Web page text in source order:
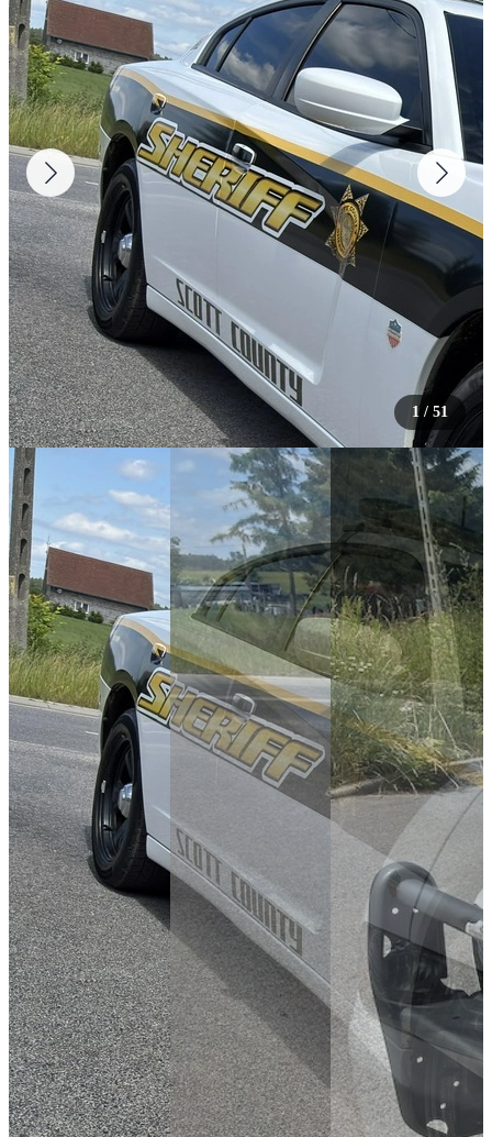
1 / 51